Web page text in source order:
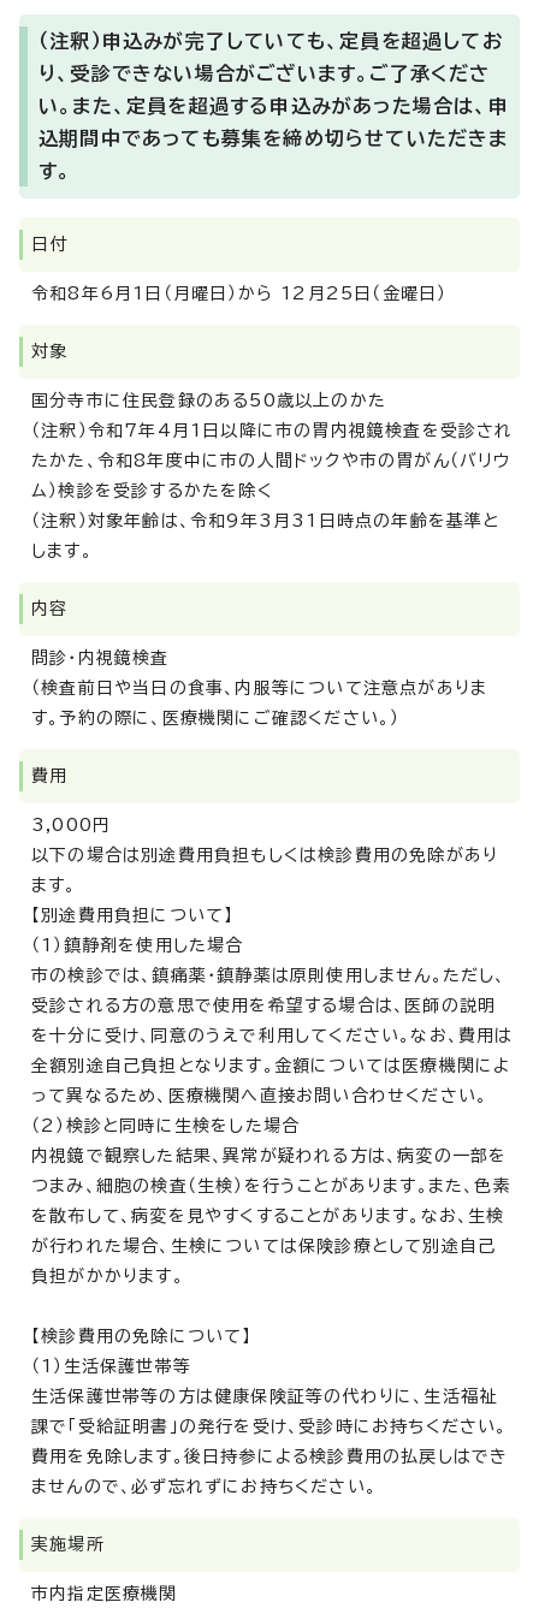
（注釈）申込みが完了していても、定員を超過してお
り、受診できない場合がございます。ご了承くださ
い。また、定員を超過する申込みがあった場合は、申
込期間中であっても募集を締め切らせていただきま
す。
日付
令和8年6月1日（月曜日）から 12月25日（金曜日）
対象
国分寺市に住民登録のある50歳以上のかた
（注釈）令和7年4月1日以降に市の胃内視鏡検査を受診され
たかた、令和8年度中に市の人間ドックや市の胃がん（バリウ
ム）検診を受診するかたを除く
（注釈）対象年齢は、令和9年3月31日時点の年齢を基準と
します。
内容
問診・内視鏡検査
（検査前日や当日の食事、内服等について注意点がありま
す。予約の際に、医療機関にご確認ください。）
費用
3,000円
以下の場合は別途費用負担もしくは検診費用の免除があり
ます。
【別途費用負担について】
（1）鎮静剤を使用した場合
市の検診では、鎮痛薬・鎮静薬は原則使用しません。ただし、
受診される方の意思で使用を希望する場合は、医師の説明
を十分に受け、同意のうえで利用してください。なお、費用は
全額別途自己負担となります。金額については医療機関によ
って異なるため、医療機関へ直接お問い合わせください。
（2）検診と同時に生検をした場合
内視鏡で観察した結果、異常が疑われる方は、病変の一部を
つまみ、細胞の検査（生検）を行うことがあります。また、色素
を散布して、病変を見やすくすることがあります。なお、生検
が行われた場合、生検については保険診療として別途自己
負担がかかります。
【検診費用の免除について】
（1）生活保護世帯等
生活保護世帯等の方は健康保険証等の代わりに、生活福祉
課で「受給証明書」の発行を受け、受診時にお持ちください。
費用を免除します。後日持参による検診費用の払戻しはでき
ませんので、必ず忘れずにお持ちください。
実施場所
市内指定医療機関